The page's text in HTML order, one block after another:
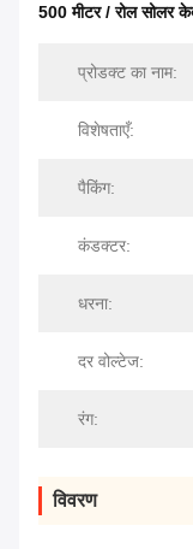
500 मीटर / रोल सोलर
प्रोडक्ट का नाम:
विशेषताएँ:
पैकिंग:
कंडक्टर:
धरना:
दर वोल्टेज:
रंग:
विवरण